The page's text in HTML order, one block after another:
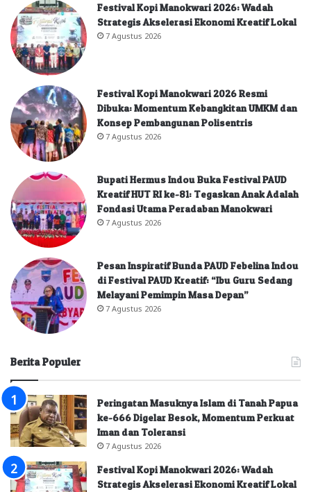
Festival Kopi Manokwari 2026: Wadah
Strategis Akselerasi Ekonomi Kreatif Lokal
7 Agustus 2026
Festival Kopi Manokwari 2026 Resmi
Dibuka: Momentum Kebangkitan UMKM dan
Konsep Pembangunan Polisentris
7 Agustus 2026
Bupati Hermus Indou Buka Festival PAUD
Kreatif HUT RI ke-81: Tegaskan Anak Adalah
Fondasi Utama Peradaban Manokwari
7 Agustus 2026
Pesan Inspiratif Bunda PAUD Febelina Indou
di Festival PAUD Kreatif: “Ibu Guru Sedang
Melayani Pemimpin Masa Depan”
7 Agustus 2026
Berita Populer
Peringatan Masuknya Islam di Tanah Papua
ke-666 Digelar Besok, Momentum Perkuat
Iman dan Toleransi
7 Agustus 2026
Festival Kopi Manokwari 2026: Wadah
Strategis Akselerasi Ekonomi Kreatif Lokal